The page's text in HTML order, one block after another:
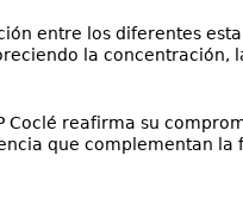
entre los diferentes
la
Coclé reafirma su
que complementan la